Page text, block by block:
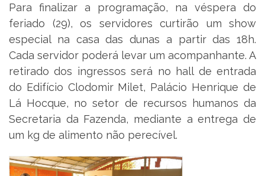
Para finalizar a programação, na véspera do
feriado (29), os servidores curtirão um show
especial na casa das dunas a partir das 18h.
Cada servidor poderá levar um acompanhante. A
retirado dos ingressos será no hall de entrada
do Edifício Clodomir Milet, Palácio Henrique de
Lá Hocque, no setor de recursos humanos da
Secretaria da Fazenda, mediante a entrega de
um kg de alimento não perecível.